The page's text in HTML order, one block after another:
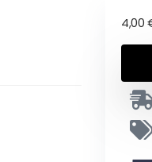
4,00